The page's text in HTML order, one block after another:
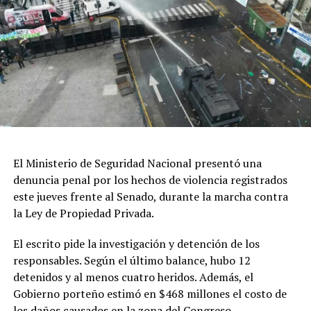
sobre la biodiversidad marina y la condición de
Patrimonio Mundial de la Humanidad que posee
Península Valdés.
Di Giacomo señaló que la UNESCO incorporó estos
planteos en un documento que actualmente analiza el
Comité de Patrimonio Mundial, donde además se solicita
al Estado argentino suspender las obras hasta que
ciudadana utilizados durante el proceso.
El referente socioambiental también cuestionó el
desarrollo de las audiencias públicas realizadas en el
consideran que esas instancias no garantizaron una
participación efectiva de la ciudadanía.
En cuanto a los plazos, explicó que el organismo
El Ministerio de Seguridad Nacional presentó una
denuncia penal por los hechos de violencia registrados
este jueves frente al Senado, durante la marcha contra
la Ley de Propiedad Privada.
El escrito pide la investigación y detención de los
responsables. Según el último balance, hubo 12
detenidos y al menos cuatro heridos. Además, el
Gobierno porteño estimó en $468 millones el costo de